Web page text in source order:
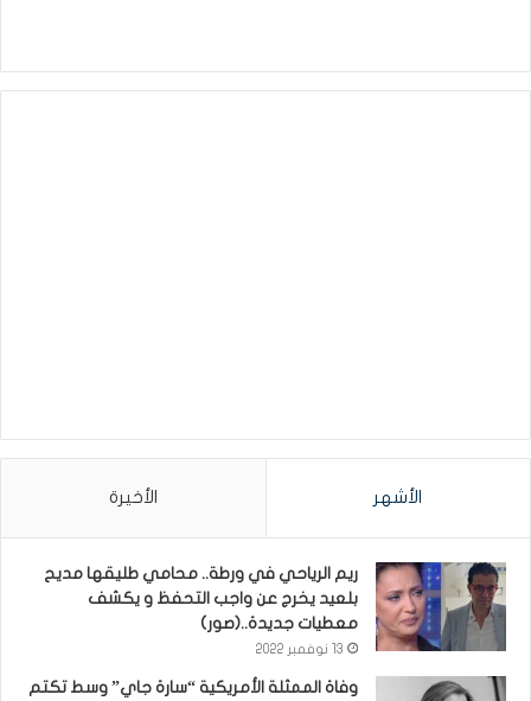
الأشهر الأخيرة
ريم الرياحي في ورطة.. محامي طليقها مديح
بلعيد يخرج عن واجب التحفظ و يكشف
معطيات جديدة..(صور)
13 نوفمبر 2022
وفاة الممثلة الأمريكية “سارة جاي” وسط تكتم